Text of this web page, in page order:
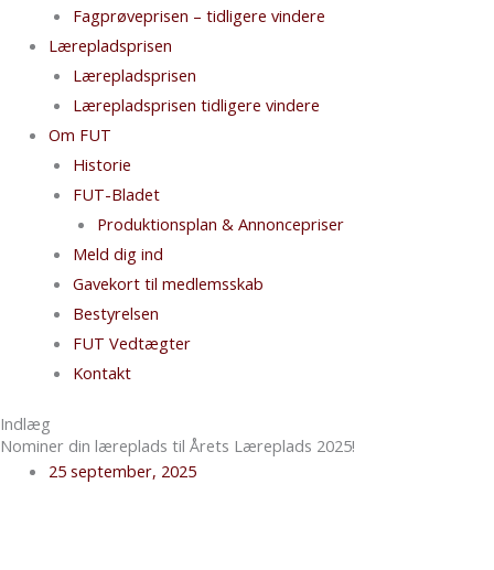
Fagprøveprisen – tidligere vindere
Lærepladsprisen
Lærepladsprisen
Lærepladsprisen tidligere vindere
Om FUT
Historie
FUT-Bladet
Produktionsplan & Annoncepriser
Meld dig ind
Gavekort til medlemsskab
Bestyrelsen
FUT Vedtægter
Kontakt
Indlæg
Nominer din læreplads til Årets Læreplads 2025!
25 september, 2025